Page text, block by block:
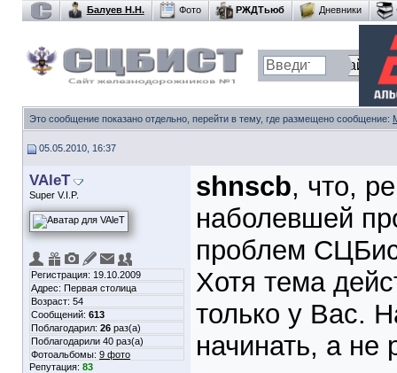
Балуев Н.Н. Фото РЖДТьюб Дневники
Это сообщение показано отдельно, перейти в тему, где размещено сообщение:
05.05.2010, 16:37
VAleT
Super V.I.P.
Регистрация: 19.10.2009
Адрес: Первая столица
Возраст: 54
Сообщений: 613
Поблагодарил: 26 раз(а)
Поблагодарили 40 раз(а)
Фотоальбомы: 9 фото
Репутация: 83
shnscb, что,
наболевшей
проблем
Хотя тема
только у Вас.
начинать, а